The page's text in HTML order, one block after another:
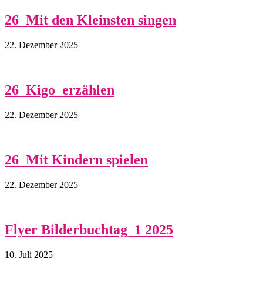
26_Mit den Kleinsten singen
22. Dezember 2025
26_Kigo_erzählen
22. Dezember 2025
26_Mit Kindern spielen
22. Dezember 2025
Flyer Bilderbuchtag_1 2025
10. Juli 2025